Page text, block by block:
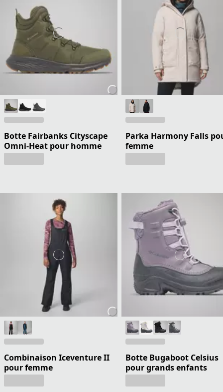
Botte Fairbanks Cityscape
Omni-Heat pour homme
Parka Harmony Falls
femme
Combinaison Iceventure II
pour femme
Botte Bugaboot Celsius
pour grands enfants